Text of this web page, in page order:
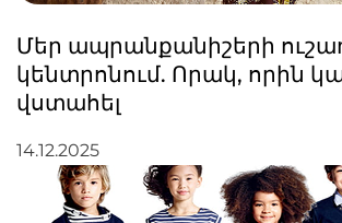
Մեր ապրանքանիշերի
կենտրոնում. Որակ, որին
վստահել
14.12.2025